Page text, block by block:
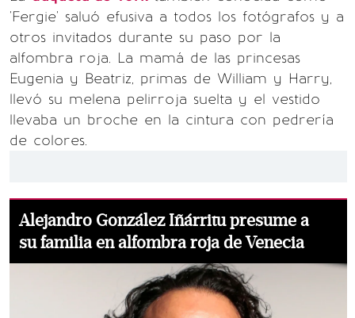
'Fergie' saluó efusiva a todos los fotógrafos y a
otros invitados durante su paso por la
alfombra roja. La mamá de las princesas
Eugenia y Beatriz, primas de William y Harry,
llevó su melena pelirroja suelta y el vestido
llevaba un broche en la cintura con pedrería
de colores.
Alejandro González Iñárritu presume a
su familia en alfombra roja de Venecia